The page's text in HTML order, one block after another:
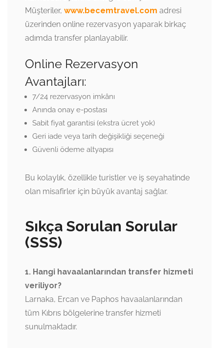
Müşteriler, www.becemtravel.com adresi
üzerinden online rezervasyon yaparak birkaç
adımda transfer planlayabilir.
Online Rezervasyon
Avantajları:
7/24 rezervasyon imkânı
Anında onay e-postası
Sabit fiyat garantisi (ekstra ücret yok)
Geri iade veya tarih değişikliği seçeneği
Güvenli ödeme altyapısı
Bu kolaylık, özellikle turistler ve iş seyahatinde
olan misafirler için büyük avantaj sağlar.
Sıkça Sorulan Sorular
(SSS)
1. Hangi havaalanlarından transfer hizmeti
veriliyor?
Larnaka, Ercan ve Paphos havaalanlarından
tüm Kıbrıs bölgelerine transfer hizmeti
sunulmaktadır.